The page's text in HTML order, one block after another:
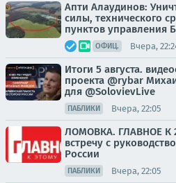
Апти Алаудинов:
силы, технического
пунктов управления
ОФИЦ. Вчера,
Итоги 5 августа.
проекта @rybar
для @SolovievLive
ПАБЛИКИ Вчера, 22:05
ЛОМОВКА. ГЛАВНОЕ К
встречу с
России
ПАБЛИКИ Вчера, 22:05